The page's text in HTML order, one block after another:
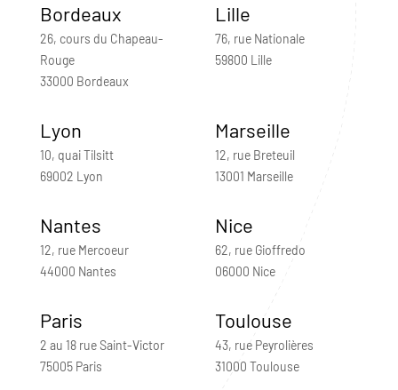
Bordeaux
26, cours du Chapeau-
Rouge
33000 Bordeaux
Lille
76, rue Nationale
59800 Lille
Lyon
10, quai Tilsitt
69002 Lyon
Marseille
12, rue Breteuil
13001 Marseille
Nantes
12, rue Mercoeur
44000 Nantes
Nice
62, rue Gioffredo
06000 Nice
Paris
2 au 18 rue Saint-Victor
75005 Paris
Toulouse
43, rue Peyrolières
31000 Toulouse